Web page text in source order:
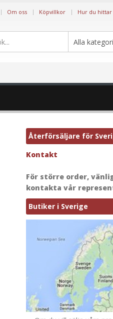
| Om oss Köpvillkor Hur du hittar
Alla
Återförsäljare för
Kontakt
För större order,
kontakta vår
Butiker i Sverige